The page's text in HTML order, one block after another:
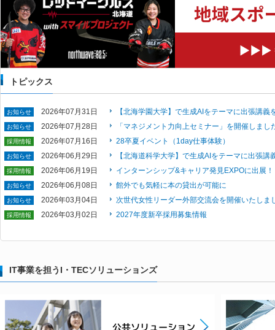
トピックス
お知らせ 2026年07月31日 【北海学園大学】で生成AIをテーマに出張講義
お知らせ 2026年07月28日 「マネジメント力向上セミナー」を開催しまし
採用情報 2026年07月16日 28卒夏イベント（1day仕事体験）
お知らせ 2026年06月29日 【北海道科学大学】で生成AIをテーマに出張講
採用情報 2026年06月19日 インターンシップ&キャリア発見EXPOに出展
お知らせ 2026年06月08日 館外でも気軽に本の貸出が可能に
お知らせ 2026年03月04日 次世代女性リーダー外部交流会を開催いたしま
採用情報 2026年03月02日 2027年度新卒採用募集情報
IT事業を担うI・TECソリューションズ